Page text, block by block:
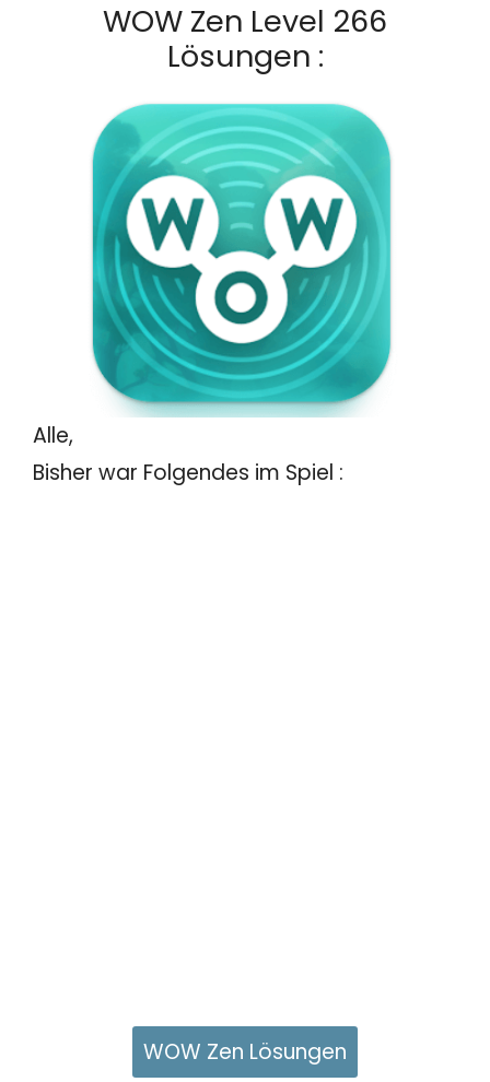
WOW Zen Level 266
Lösungen :
Alle,
Bisher war Folgendes im Spiel :
WOW Zen Lösungen